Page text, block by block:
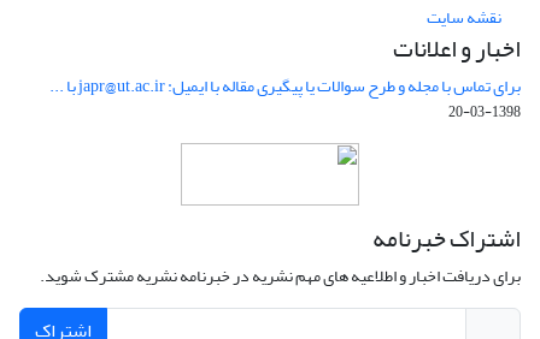
نقشه سایت
اخبار و اعلانات
برای تماس با مجله و طرح سوالات یا پیگیری مقاله با ایمیل: japr@ut.ac.ir با ...
1398-03-20
اشتراک خبرنامه
برای دریافت اخبار و اطلاعیه های مهم نشریه در خبرنامه نشریه مشترک شوید.
اشتراک